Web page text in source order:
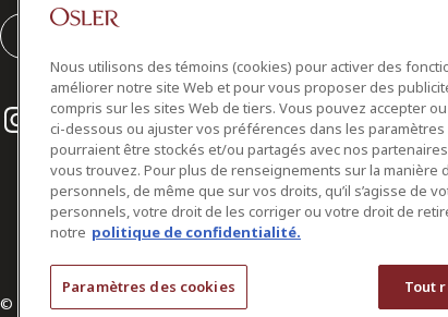
Instagram
Twitter
LinkedIn
© 2026 Osler, Hoskin & Harcourt S.E.N.C.R.L./s.r.l. Tous droits
Nous utilisons des témoins (cookies) pour activer des
améliorer notre site Web et pour vous proposer des
compris sur les sites Web de tiers. Vous pouvez accepter
ci-dessous ou ajuster vos préférences dans les
pourraient être stockés et/ou partagés avec nos
vous trouvez. Pour plus de renseignements sur la
personnels, de même que sur vos droits, qu’il s’agisse de
personnels, votre droit de les corriger ou votre droit de
notre politique de confidentialité.
Tout
Paramètres des cookies